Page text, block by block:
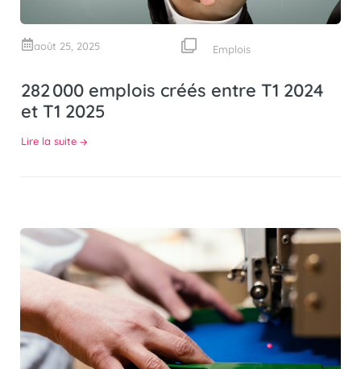
août 25, 2025 Emplois
282 000 emplois créés entre T1 2024
et T1 2025
Lire la suite